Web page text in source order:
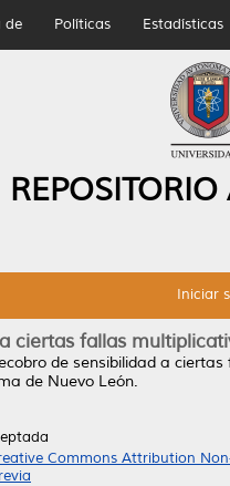
de Políticas Estadísticas
Iniciar
ciertas fallas
de sensibilidad a
de Nuevo León.
Commons Attribution